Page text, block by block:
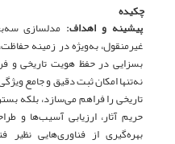
چکیده
پیشینه و اهداف: مدلسازی
غیرمنقول، به‌ویژه در زمینه
بسزایی در حفظ هویت تاریخی و
نه‌تنها امکان ثبت دقیق و جامع
تاریخی را فراهم می‌سازد، بلکه
حریم آثار، ارزیابی آسیب‌ها و
بهره‌گیری از فناوری‌هایی نظیر